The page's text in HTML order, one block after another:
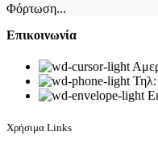
Φόρτωση...
Επικοινωνία
Χρήσιμα Links